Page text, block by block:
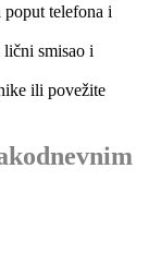
telefona i
smisao i
ili povežite